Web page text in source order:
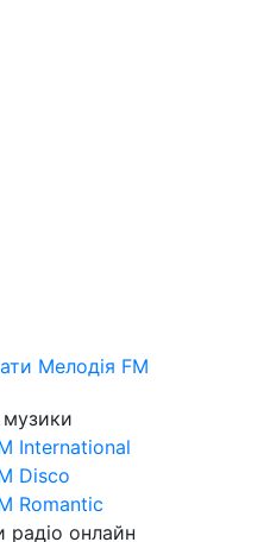
Мелодія FM
International
Disco
Romantic
радіо онлайн